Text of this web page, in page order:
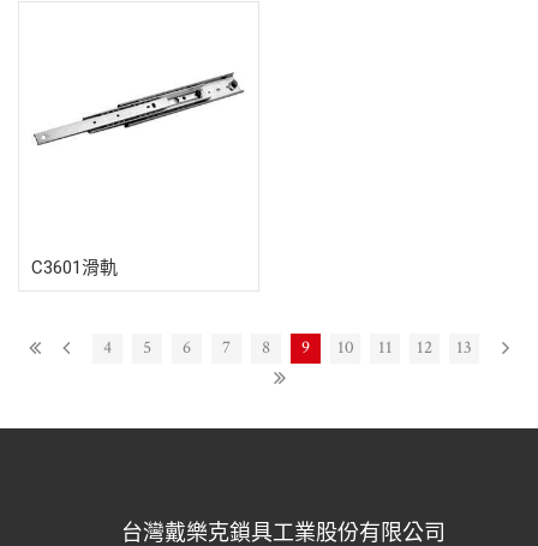
C3601滑軌
4 5 6 7 8 9 10 11 12 13
台灣戴樂克鎖具工業股份有限公司